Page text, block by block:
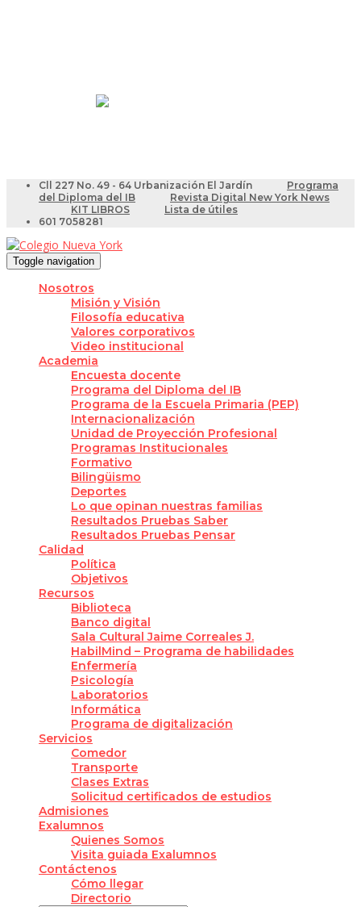
Cll 227 No. 49 - 64 Urbanización El Jardín
Programa
del Diploma del IB
Revista Digital New York News
KIT LIBROS
Lista de útiles
601 7058281
Toggle navigation
Nosotros
Misión y Visión
Filosofía educativa
Valores corporativos
Video institucional
Academia
Encuesta docente
Programa del Diploma del IB
Programa de la Escuela Primaria (PEP)
Internacionalización
Unidad de Proyección Profesional
Programas Institucionales
Formativo
Bilingüismo
Deportes
Lo que opinan nuestras familias
Resultados Pruebas Saber
Resultados Pruebas Pensar
Calidad
Política
Objetivos
Recursos
Biblioteca
Banco digital
Sala Cultural Jaime Correales J.
HabilMind – Programa de habilidades
Enfermería
Psicología
Laboratorios
Informática
Programa de digitalización
Servicios
Comedor
Transporte
Clases Extras
Solicitud certificados de estudios
Admisiones
Exalumnos
Quienes Somos
Visita guiada Exalumnos
Contáctenos
Cómo llegar
Directorio